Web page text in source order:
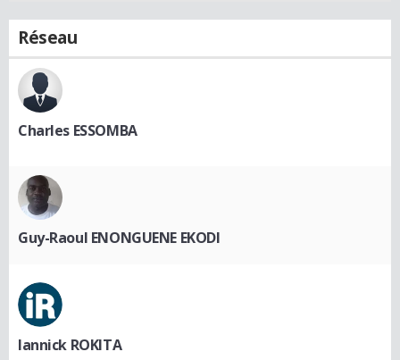
Réseau
Charles ESSOMBA
Guy-Raoul ENONGUENE EKODI
Iannick ROKITA